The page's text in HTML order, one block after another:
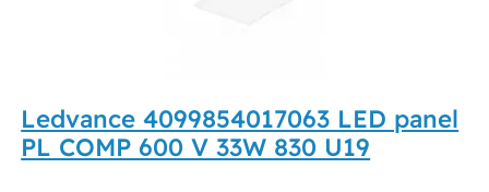
Ledvance 4099854017063 LED panel
PL COMP 600 V 33W 830 U19